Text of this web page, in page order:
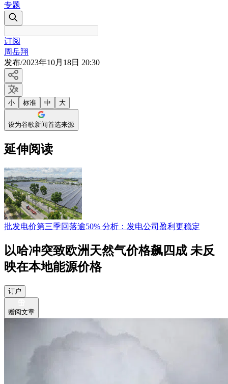
专题
订阅
周岳翔
发布/2023年10月18日 20:30
小 标准 中 大
设为谷歌新闻首选来源
延伸阅读
批发电价第三季回落逾50% 分析：发电公司盈利更稳定
以哈冲突致欧洲天然气价格飙四成 未反
映在本地能源价格
订户
赠阅文章